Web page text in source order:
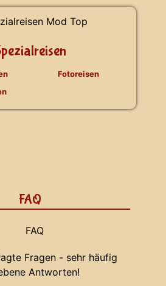
Fotoreisen
FAQ
Fragen - sehr häufig
Antworten!